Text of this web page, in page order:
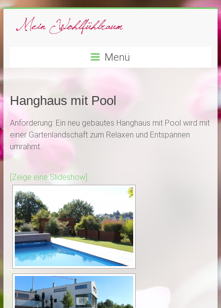
Menü
Hanghaus mit Pool
Anforderung: Ein neu gebautes Hanghaus mit Pool wird mit
einer Gartenlandschaft zum Relaxen und Entspannen
umrahmt.
[Zeige eine Slideshow]